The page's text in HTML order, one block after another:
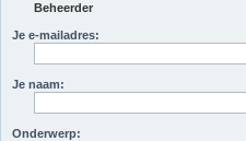
Beheerder
Je e-mailadres:
Je naam:
Onderwerp: